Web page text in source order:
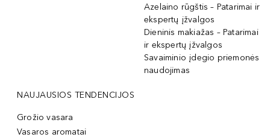
Azelaino rūgštis – Patarimai ir
ekspertų įžvalgos
Dieninis makiažas – Patarimai
ir ekspertų įžvalgos
Savaiminio įdegio priemonės
naudojimas
NAUJAUSIOS TENDENCIJOS
Grožio vasara
Vasaros aromatai